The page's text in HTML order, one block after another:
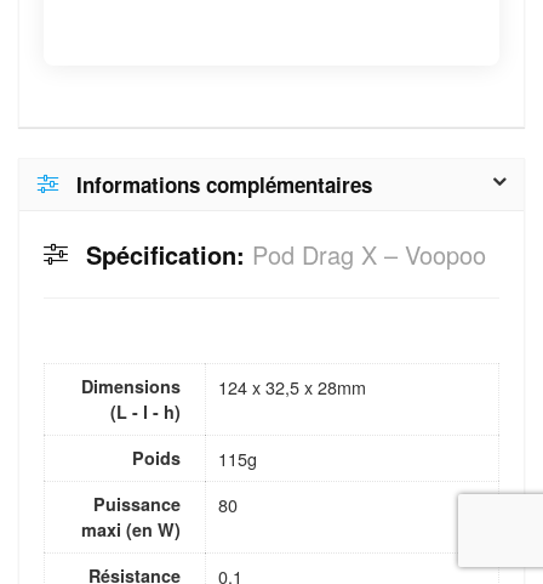
Informations complémentaires
Spécification: Pod Drag X – Voopoo
Dimensions
(L - l - h)
124 x 32,5 x 28mm
Poids 115g
Puissance
maxi (en W)
80
Résistance 0.1